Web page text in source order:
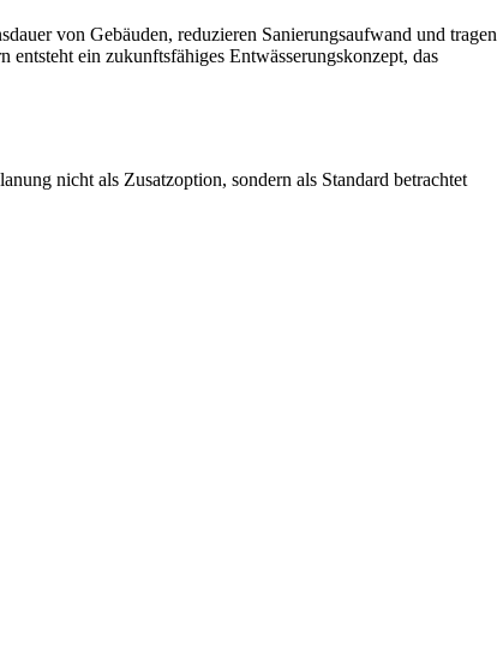
von Gebäuden, reduzieren Sanierungsaufwand und tragen
ein zukunftsfähiges Entwässerungskonzept, das
nicht als Zusatzoption, sondern als Standard betrachtet